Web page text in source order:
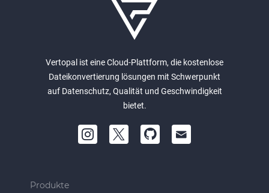
Vertopal ist eine Cloud-Plattform, die kostenlose
Dateikonvertierung lösungen mit Schwerpunkt
auf Datenschutz, Qualität und Geschwindigkeit
bietet.
Produkte